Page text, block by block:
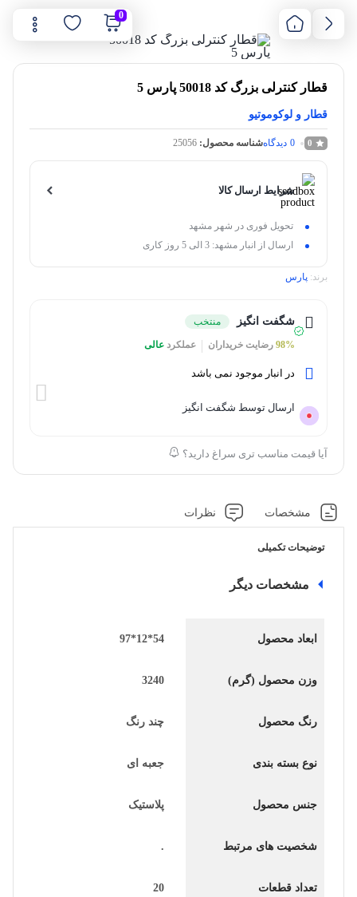
0
قطار کنترلی بزرگ کد 50018 پارس 5
قطار و لوکوموتیو
0
0 دیدگاهشناسه محصول: 25056
شرایط ارسال کالا
تحویل فوری در شهر مشهد
ارسال از انبار مشهد: 3 الی 5 روز کاری
برند: پارس
شگفت انگیز منتخب
98% رضایت خریداران عملکرد عالی
در انبار موجود نمی باشد
ارسال توسط شگفت انگیز
آیا قیمت مناسب تری سراغ دارید؟
مشخصات نظرات
توضیحات تکمیلی
مشخصات دیگر
ابعاد محصول 54*12*97
وزن محصول (گرم) 3240
رنگ محصول چند رنگ
نوع بسته بندی جعبه ای
جنس محصول پلاستیک
شخصیت های مرتبط .
تعداد قطعات 20